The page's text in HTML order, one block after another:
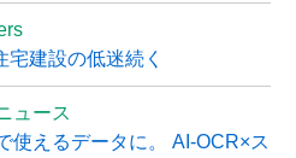
建設の低迷続く
ュース
使えるデータに。 AI-OCR×ス